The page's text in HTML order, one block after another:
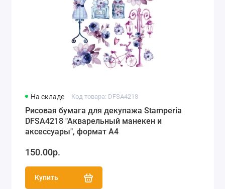
На складе Код товара: DFSA4218
Рисовая бумага для декупажа Stamperia
DFSA4218 "Акварельный манекен и
аксессуары", формат А4
150.00р.
Купить